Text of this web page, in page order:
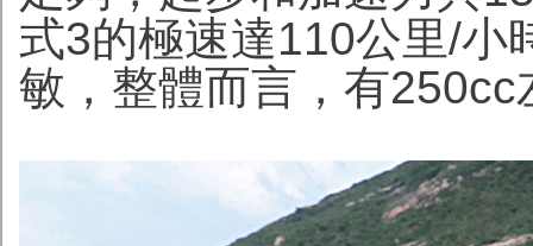
式3的極速達110公里/小
敏，整體而言，有